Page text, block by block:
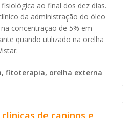
ao final dos dez dias.
da administração do óleo
concentração de 5% em
quando utilizado na orelha
fitoterapia, orelha externa
de caninos e